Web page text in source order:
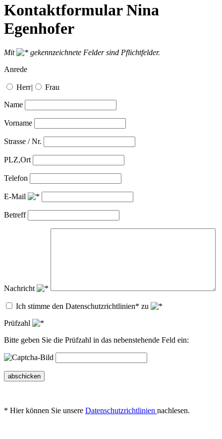
Kontaktformular Nina
Egenhofer
Mit
gekennzeichnete Felder sind Pflichtfelder.
Anrede
Herr| Frau
Name
Vorname
Strasse / Nr.
PLZ,Ort
Telefon
E-Mail
Betreff
Nachricht
Ich stimme den Datenschutzrichtlinien* zu
Prüfzahl
Bitte geben Sie die Prüfzahl in das nebenstehende Feld ein:
abschicken
* Hier können Sie unsere Datenschutzrichtlinien nachlesen.